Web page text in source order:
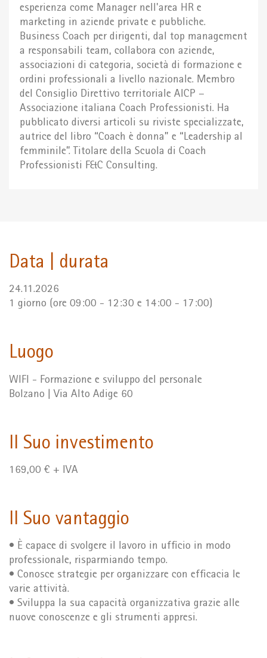
esperienza come Manager nell'area HR e
marketing in aziende private e pubbliche.
Business Coach per dirigenti, dal top management
a responsabili team, collabora con aziende,
associazioni di categoria, società di formazione e
ordini professionali a livello nazionale. Membro
del Consiglio Direttivo territoriale AICP –
Associazione italiana Coach Professionisti. Ha
pubblicato diversi articoli su riviste specializzate,
autrice del libro “Coach è donna” e “Leadership al
femminile”. Titolare della Scuola di Coach
Professionisti F&C Consulting.
Data | durata
24.11.2026
1 giorno (ore 09:00 - 12:30 e 14:00 - 17:00)
Luogo
WIFI - Formazione e sviluppo del personale
Bolzano | Via Alto Adige 60
Il Suo investimento
169,00 € + IVA
Il Suo vantaggio
• È capace di svolgere il lavoro in ufficio in modo
professionale, risparmiando tempo.
• Conosce strategie per organizzare con efficacia le
varie attività.
• Sviluppa la sua capacità organizzativa grazie alle
nuove conoscenze e gli strumenti appresi.